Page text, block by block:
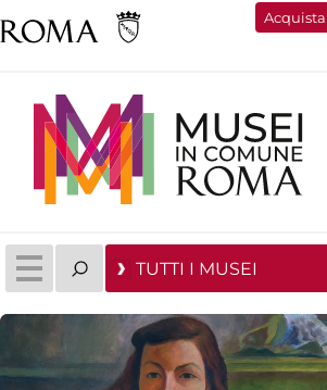
Acquista
TUTTI I MUSEI